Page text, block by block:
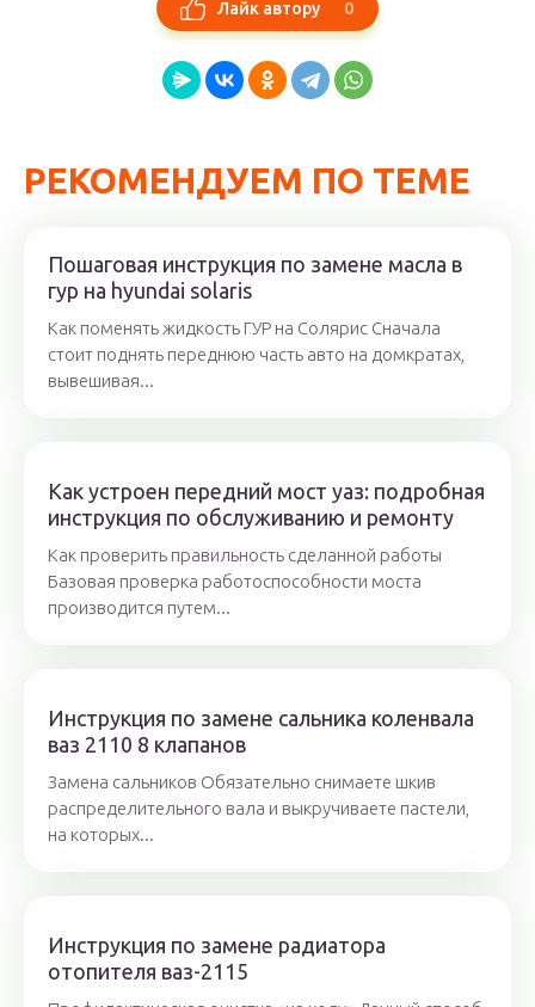
Лайк автору 0
РЕКОМЕНДУЕМ ПО ТЕМЕ
Пошаговая инструкция по замене масла в
гур на hyundai solaris
Как поменять жидкость ГУР на Солярис Сначала
стоит поднять переднюю часть авто на домкратах,
вывешивая...
Как устроен передний мост уаз: подробная
инструкция по обслуживанию и ремонту
Как проверить правильность сделанной работы
Базовая проверка работоспособности моста
производится путем...
Инструкция по замене сальника коленвала
ваз 2110 8 клапанов
Замена сальников Обязательно снимаете шкив
распределительного вала и выкручиваете пастели,
на которых...
Инструкция по замене радиатора
отопителя ваз-2115